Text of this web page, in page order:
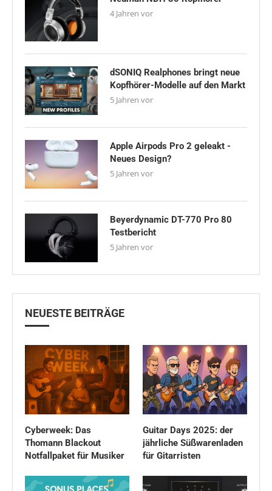
4 Jahren vor
dSONIQ Realphones bringt neue
Kopfhörer-Modelle auf den Markt
5 Jahren vor
Apple Airpods Pro 2 geleakt -
Neues Design?
5 Jahren vor
Beyerdynamic DT-770 Pro 80
Testbericht
5 Jahren vor
NEUESTE BEITRÄGE
Cyberweek: Das
Thomann Blackout
Notfallpaket für Musiker
Guitar Days 2025: der
jährliche Süßwarenladen
für Gitarristen